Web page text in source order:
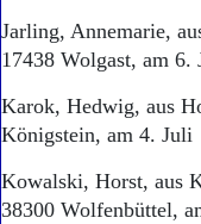
Jarling, Annemarie,
17438 Wolgast, am 6.
Karok, Hedwig, aus
Königstein, am 4. Juli
Kowalski, Horst, aus
38300 Wolfenbüttel,